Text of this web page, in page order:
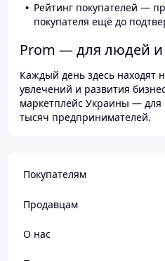
Рейтинг покупателей —
покупателя ещё до
Prom — для людей и
Каждый день здесь находят
увлечений и развития
маркетплейс Украины — для
тысяч предпринимателей.
Покупателям
Продавцам
О нас